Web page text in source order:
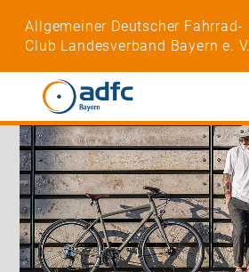
Allgemeiner Deutscher Fahrrad-
Club Landesverband Bayern e. V.